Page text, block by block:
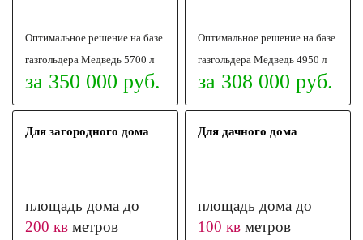
Оптимальное решение на базе
газгольдера Медведь 5700 л
за 350 000 руб.
Оптимальное решение на базе
газгольдера Медведь 4950 л
за 308 000 руб.
Для загородного дома
площадь дома до
200 кв метров
Для дачного дома
площадь дома до
100 кв метров